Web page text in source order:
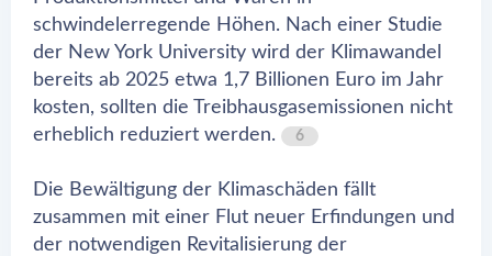
schwindelerregende Höhen. Nach einer Studie
der New York University wird der Klimawandel
bereits ab 2025 etwa 1,7 Billionen Euro im Jahr
kosten, sollten die Treibhausgasemissionen nicht
erheblich reduziert werden.
6
Die Bewältigung der Klimaschäden fällt
zusammen mit einer Flut neuer Erfindungen und
der notwendigen Revitalisierung der